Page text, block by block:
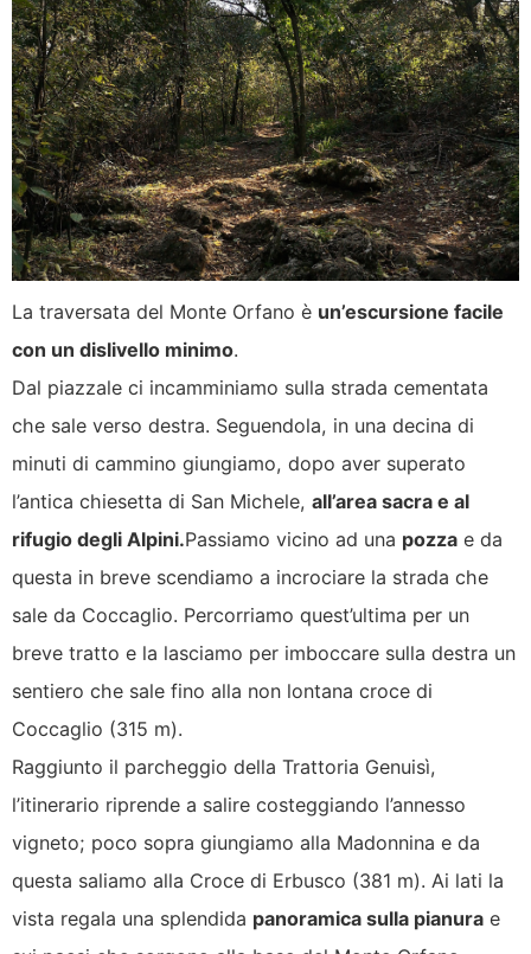
La traversata del Monte Orfano è un’escursione facile
con un dislivello minimo.
Dal piazzale ci incamminiamo sulla strada cementata
che sale verso destra. Seguendola, in una decina di
minuti di cammino giungiamo, dopo aver superato
l’antica chiesetta di San Michele, all’area sacra e al
rifugio degli Alpini.Passiamo vicino ad una pozza e da
questa in breve scendiamo a incrociare la strada che
sale da Coccaglio. Percorriamo quest’ultima per un
breve tratto e la lasciamo per imboccare sulla destra un
sentiero che sale fino alla non lontana croce di
Coccaglio (315 m).
Raggiunto il parcheggio della Trattoria Genuisì,
l’itinerario riprende a salire costeggiando l’annesso
vigneto; poco sopra giungiamo alla Madonnina e da
questa saliamo alla Croce di Erbusco (381 m). Ai lati la
vista regala una splendida panoramica sulla pianura e